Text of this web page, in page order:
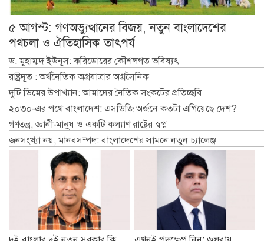
৫ আগস্ট: গণঅভ্যুত্থানের বিজয়, নতুন বাংলাদেশের
পথচলা ও ঐতিহাসিক তাৎপর্য
ড. মুহাম্মদ ইউনূস: করিডোরের কৌশলগত ভবিষ্যৎ
রাষ্ট্রদূত : অর্থনৈতিক অগ্রযাত্রার অগ্রসৈনিক
দুটি ডিমের উপাখ্যান: আমাদের নৈতিক সংকটের প্রতিচ্ছবি
২০৩০-এর পথে বাংলাদেশ: এসডিজি অর্জনে কতটা এগিয়েছে দেশ?
গণতন্ত্র, জ্ঞানী-মানুষ ও একটি কল্যাণ রাষ্ট্রের স্বপ্ন
জনসংখ্যা নয়, মানবসম্পদ: বাংলাদেশের সামনে নতুন চ্যালেঞ্জ